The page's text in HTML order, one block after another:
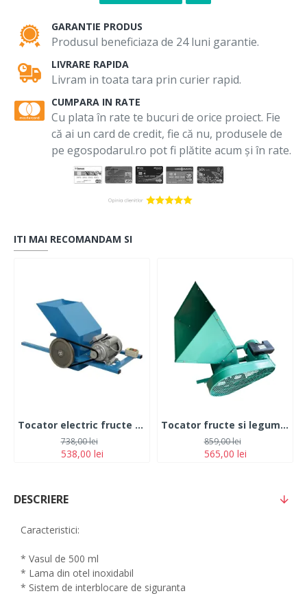
GARANTIE PRODUS
Produsul beneficiaza de 24 luni garantie.
LIVRARE RAPIDA
Livram in toata tara prin curier rapid.
CUMPARA IN RATE
Cu plata în rate te bucuri de orice proiect. Fie
că ai un card de credit, fie că nu, produsele de
pe egospodarul.ro pot fi plătite acum și în rate.
ITI MAI RECOMANDAM SI
Tocator electric fructe si legume Gospodar 2.2 kw 400 kg/h
538,00 lei
738,00 lei
Tocator fructe si legume electric Craft Tec MX700,Motor 3 kw, 550 kg/h
565,00 lei
859,00 lei
DESCRIERE
Caracteristici:
* Vasul de 500 ml
* Lama din otel inoxidabil
* Sistem de interblocare de siguranta